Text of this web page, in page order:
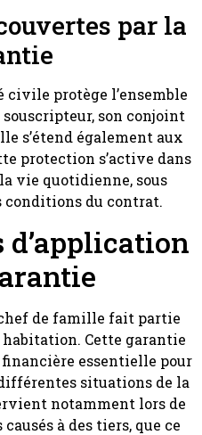
par la
protège l’ensemble
son conjoint
s’étend également aux
protection s’active dans
vie quotidienne, sous
conditions du contrat.
d’application
de famille fait partie
habitation. Cette garantie
essentielle pour
situations de la
notamment lors de
à des tiers, que ce